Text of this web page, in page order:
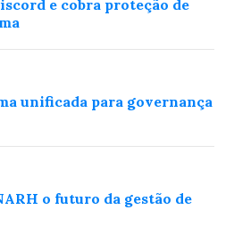
e cobra proteção de
unificada para governança
o futuro da gestão de